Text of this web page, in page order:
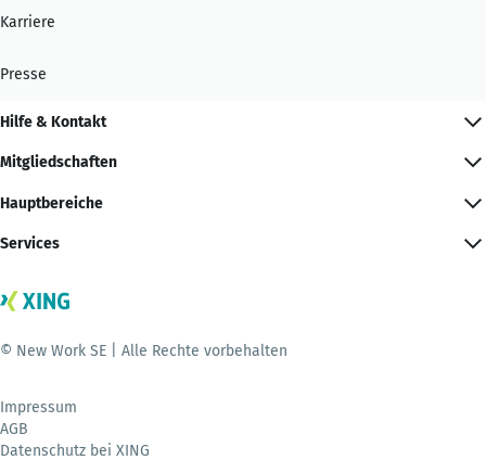
Karriere
Presse
Hilfe & Kontakt
Mitgliedschaften
Hauptbereiche
Services
© New Work SE | Alle Rechte vorbehalten
Impressum
AGB
Datenschutz bei XING